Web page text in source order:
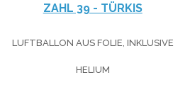
ZAHL 39 - TÜRKIS
LUFTBALLON AUS FOLIE, INKLUSIVE
HELIUM